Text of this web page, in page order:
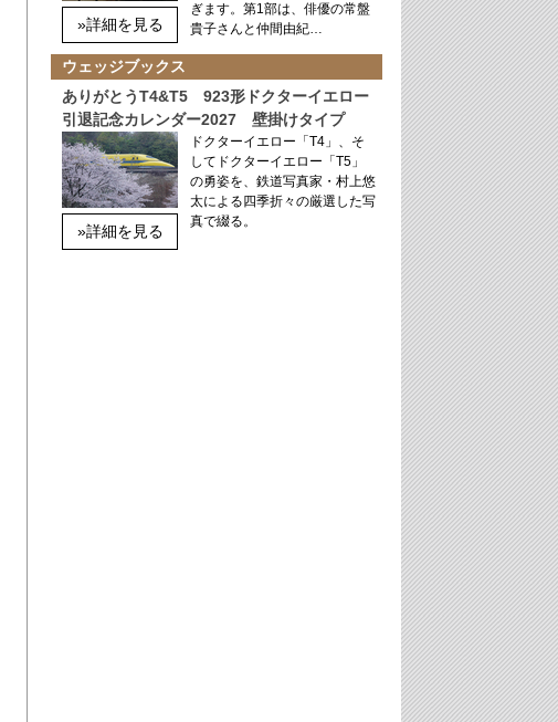
»詳細を見る
ぎます。第1部は、俳優の常盤
貴子さんと仲間由紀…
ウェッジブックス
ありがとうT4&T5 923形ドクターイエロー
引退記念カレンダー2027 壁掛けタイプ
»詳細を見る
ドクターイエロー「T4」、そ
してドクターイエロー「T5」
の勇姿を、鉄道写真家・村上悠
太による四季折々の厳選した写
真で綴る。